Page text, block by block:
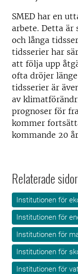
SMED har en
arbete. Detta
och långa
tidsserier har
att följa upp
ofta dröjer
tidsserier är
av
prognoser för
kommer
kommande 20
Relaterade
Institutionen för
Institutionen för
Institutionen för
Institutionen för
Institutionen för